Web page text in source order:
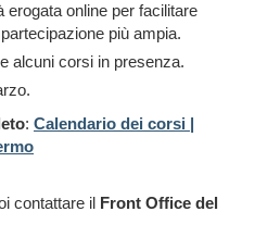
online per facilitare
più ampia.
alcuni corsi in presenza.
: Calendario dei corsi |
contattare il Front Office del